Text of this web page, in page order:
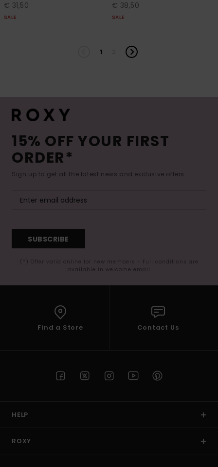
€ 31,50
SALE
€ 38,50
SALE
1
15% OFF YOUR FIRST
ORDER*
Sign up to get all the latest news and exclusive offers.
SUBSCRIBE
(*) Offer valid online for new members - Full conditions are
available in welcome email
Find a Store Contact Us
HELP
ROXY